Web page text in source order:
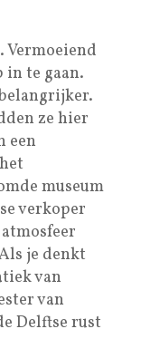
Vermoeiend
in te gaan.
ze hier
een
museum
verkoper
je denkt
van
van
Delftse rust